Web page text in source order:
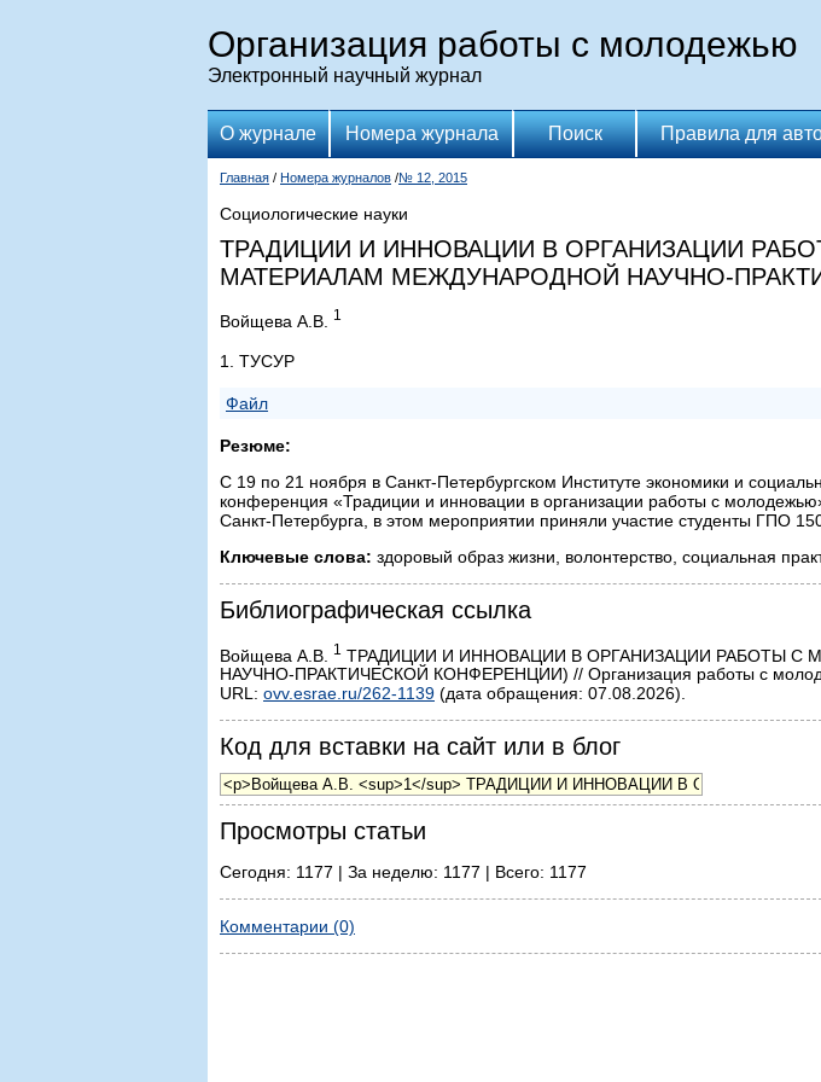
Организация работы с молодежью
Электронный научный журнал
О журнале Номера журнала Поиск Правила для
Главная / Номера журналов /№ 12, 2015
Социологические науки
ТРАДИЦИИ И ИННОВАЦИИ В ОРГАНИЗАЦИИ
МАТЕРИАЛАМ МЕЖДУНАРОДНОЙ НАУЧНО-
Войщева А.В. 1
1. ТУСУР
Файл
Резюме:
С 19 по 21 ноября в Санкт-Петербургском Институте экономики и
конференция «Традиции и инновации в организации работы с
Санкт-Петербурга, в этом мероприятии приняли участие студенты ГПО
Ключевые слова: здоровый образ жизни, волонтерство, социальная
Библиографическая ссылка
Войщева А.В. 1 ТРАДИЦИИ И ИННОВАЦИИ В ОРГАНИЗАЦИИ РАБОТЫ
НАУЧНО-ПРАКТИЧЕСКОЙ КОНФЕРЕНЦИИ) // Организация работы с
URL: ovv.esrae.ru/262-1139 (дата обращения: 07.08.2026).
Код для вставки на сайт или в блог
Просмотры статьи
Сегодня: 1177 | За неделю: 1177 | Всего: 1177
Комментарии (0)